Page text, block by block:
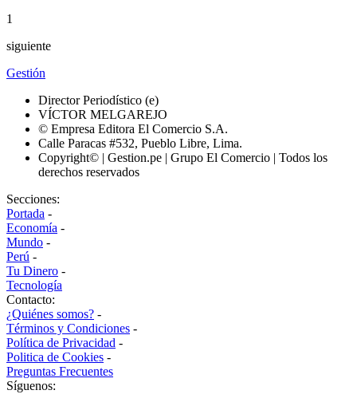
1
siguiente
Gestión
Director Periodístico (e)
VÍCTOR MELGAREJO
© Empresa Editora El Comercio S.A.
Calle Paracas #532, Pueblo Libre, Lima.
Copyright© | Gestion.pe | Grupo El Comercio | Todos los
derechos reservados
Secciones:
Portada -
Economía -
Mundo -
Perú -
Tu Dinero -
Tecnología
Contacto:
¿Quiénes somos? -
Términos y Condiciones -
Política de Privacidad -
Politica de Cookies -
Preguntas Frecuentes
Síguenos: